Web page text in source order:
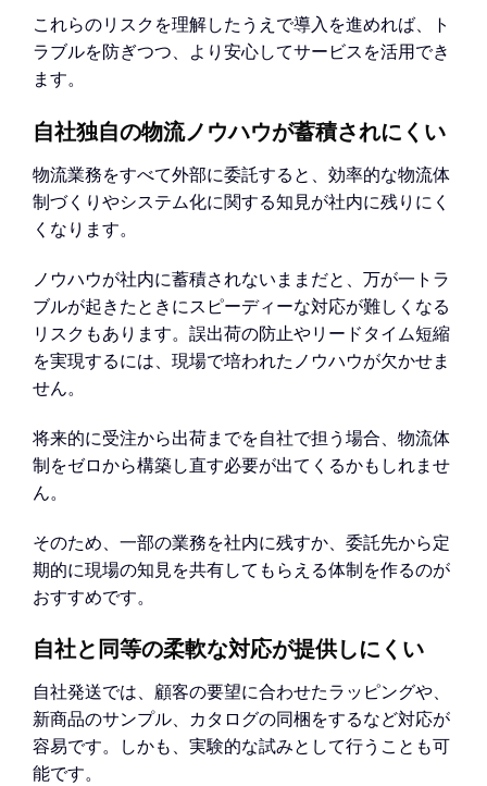
これらのリスクを理解したうえで導入を進めれば、ト
ラブルを防ぎつつ、より安心してサービスを活用でき
ます。
自社独自の物流ノウハウが蓄積されにくい
物流業務をすべて外部に委託すると、効率的な物流体
制づくりやシステム化に関する知見が社内に残りにく
くなります。
ノウハウが社内に蓄積されないままだと、万が一トラ
ブルが起きたときにスピーディーな対応が難しくなる
リスクもあります。誤出荷の防止やリードタイム短縮
を実現するには、現場で培われたノウハウが欠かせま
せん。
将来的に受注から出荷までを自社で担う場合、物流体
制をゼロから構築し直す必要が出てくるかもしれませ
ん。
そのため、一部の業務を社内に残すか、委託先から定
期的に現場の知見を共有してもらえる体制を作るのが
おすすめです。
自社と同等の柔軟な対応が提供しにくい
自社発送では、顧客の要望に合わせたラッピングや、
新商品のサンプル、カタログの同梱をするなど対応が
容易です。しかも、実験的な試みとして行うことも可
能です。